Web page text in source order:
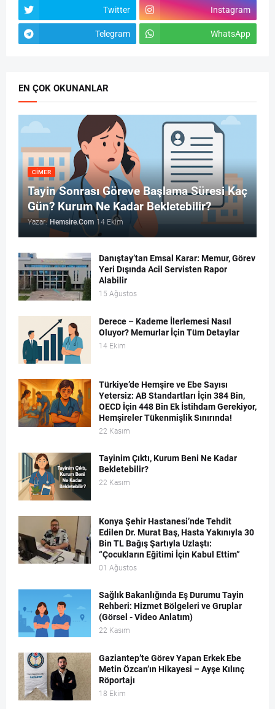
Twitter Instagram
Telegram WhatsApp
EN ÇOK OKUNANLAR
CİMER
Tayin Sonrası Göreve Başlama Süresi Kaç
Gün? Kurum Ne Kadar Bekletebilir?
Yazar: Hemsire.Com 14 Ekim
Danıştay’tan Emsal Karar: Memur, Görev
Yeri Dışında Acil Servisten Rapor
Alabilir
15 Ağustos
Derece – Kademe İlerlemesi Nasıl
Oluyor? Memurlar İçin Tüm Detaylar
14 Ekim
Türkiye’de Hemşire ve Ebe Sayısı
Yetersiz: AB Standartları İçin 384 Bin,
OECD İçin 448 Bin Ek İstihdam Gerekiyor,
Hemşireler Tükenmişlik Sınırında!
22 Kasım
Tayinim Çıktı, Kurum Beni Ne Kadar
Bekletebilir?
22 Kasım
Konya Şehir Hastanesi’nde Tehdit
Edilen Dr. Murat Baş, Hasta Yakınıyla 30
Bin TL Bağış Şartıyla Uzlaştı:
“Çocukların Eğitimi İçin Kabul Ettim”
01 Ağustos
Sağlık Bakanlığında Eş Durumu Tayin
Rehberi: Hizmet Bölgeleri ve Gruplar
(Görsel - Video Anlatım)
22 Kasım
Gaziantep’te Görev Yapan Erkek Ebe
Metin Özcan’ın Hikayesi – Ayşe Kılınç
Röportajı
18 Ekim